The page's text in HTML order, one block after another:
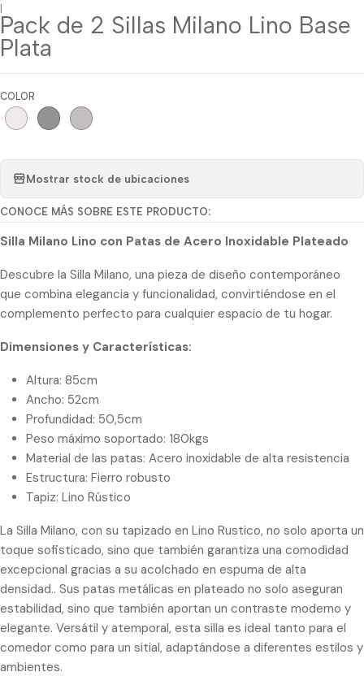
|
Pack de 2 Sillas Milano Lino Base
Plata
COLOR
Mostrar stock de ubicaciones
CONOCE MÁS SOBRE ESTE PRODUCTO:
Silla Milano Lino con Patas de Acero Inoxidable Plateado
Descubre la Silla Milano, una pieza de diseño contemporáneo
que combina elegancia y funcionalidad, convirtiéndose en el
complemento perfecto para cualquier espacio de tu hogar.
Dimensiones y Características:
Altura: 85cm
Ancho: 52cm
Profundidad: 50,5cm
Peso máximo soportado: 180kgs
Material de las patas: Acero inoxidable de alta resistencia
Estructura: Fierro robusto
Tapiz: Lino Rústico
La Silla Milano, con su tapizado en Lino Rustico, no solo aporta un
toque sofisticado, sino que también garantiza una comodidad
excepcional gracias a su acolchado en espuma de alta
densidad.. Sus patas metálicas en plateado no solo aseguran
estabilidad, sino que también aportan un contraste moderno y
elegante. Versátil y atemporal, esta silla es ideal tanto para el
comedor como para un sitial, adaptándose a diferentes estilos y
ambientes.